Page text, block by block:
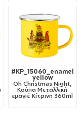
#KP_15060_enamel
yellow
Oh Christmas Night,
Κούπα Μεταλλική
εμαγιέ Κίτρινη 360ml